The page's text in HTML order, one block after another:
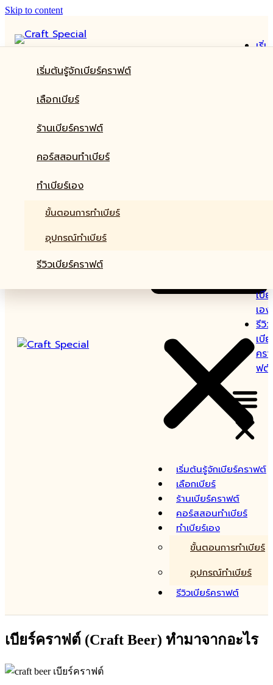
Skip to content
เริ่ม
เบี
เอง
รีวิว
เบี
ครา
ฟต์
เริ่มต้นรู้จักเบียร์คราฟต์
เลือกเบียร์
ร้านเบียร์คราฟต์
คอร์สสอนทำเบียร์
ทำเบียร์เอง
ขั้นตอนการทำเบียร์
อุปกรณ์ทำเบียร์
รีวิวเบียร์คราฟต์
เริ่มต้นรู้จักเบียร์คราฟต์
เลือกเบียร์
ร้านเบียร์คราฟต์
คอร์สสอนทำเบียร์
ทำเบียร์เอง
ขั้นตอนการทำเบียร์
อุปกรณ์ทำเบียร์
รีวิวเบียร์คราฟต์
เบียร์คราฟต์ (Craft Beer) ทำมาจากอะไร